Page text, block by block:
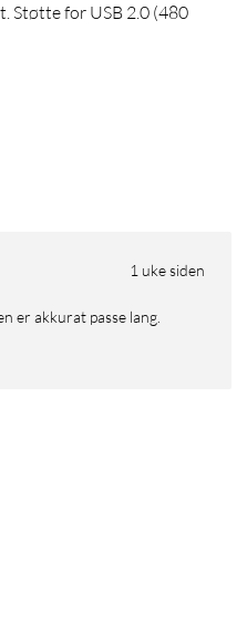
Støtte for USB 2.0 (480
1 uke siden
er akkurat passe lang.